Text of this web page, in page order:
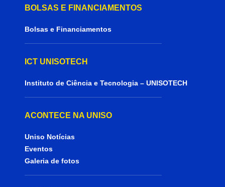
BOLSAS E FINANCIAMENTOS
Bolsas e Financiamentos
ICT UNISOTECH
Instituto de Ciência e Tecnologia – UNISOTECH
ACONTECE NA UNISO
Uniso Notícias
Eventos
Galeria de fotos